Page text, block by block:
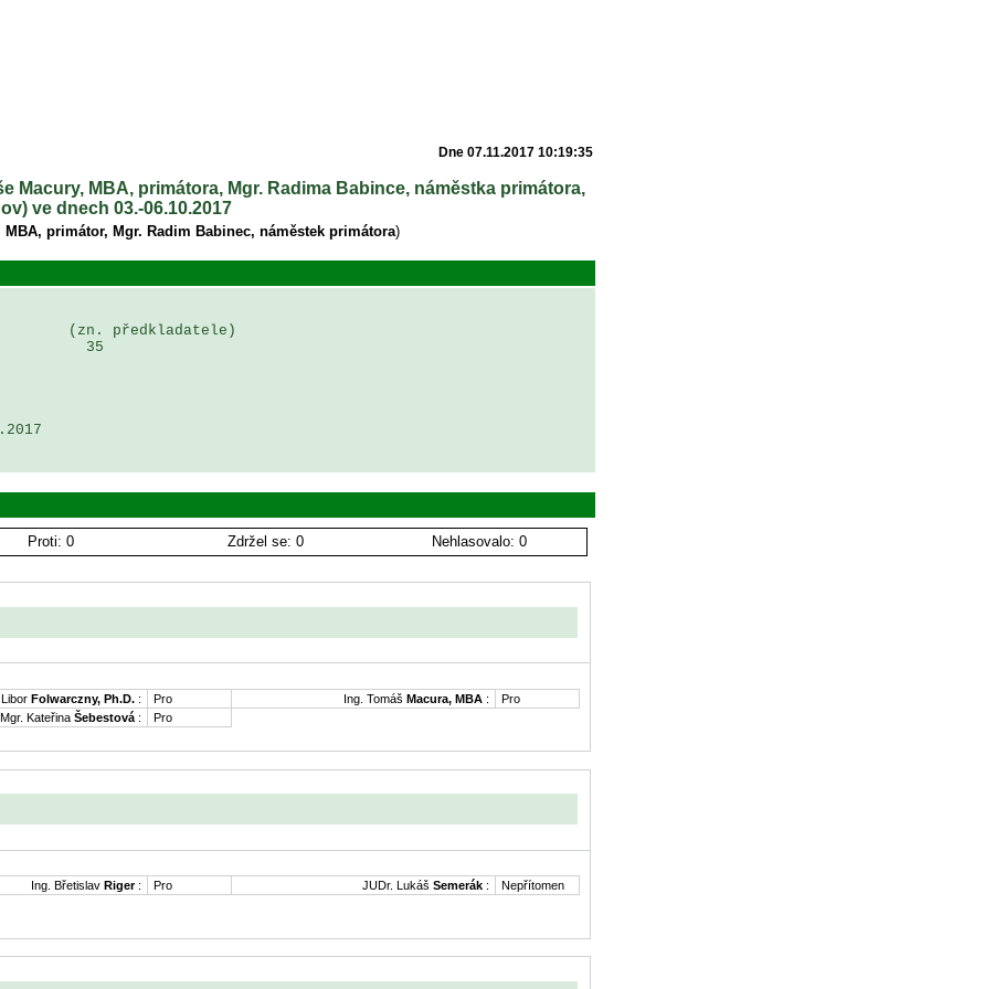
Dne 07.11.2017 10:19:35
Macury, MBA, primátora, Mgr. Radima Babince, náměstka primátora,
ve dnech 03.-06.10.2017
MBA, primátor, Mgr. Radim Babinec, náměstek primátora)
(zn. předkladatele)
35
Proti: 0 Zdržel se: 0 Nehlasovalo: 0
Folwarczny, Ph.D. : Pro Ing. Tomáš Macura, MBA :
Pro
Mgr. Kateřina Šebestová : Pro
Ing. Břetislav Riger: Pro JUDr. Lukáš Semerák :
Nepřítomen